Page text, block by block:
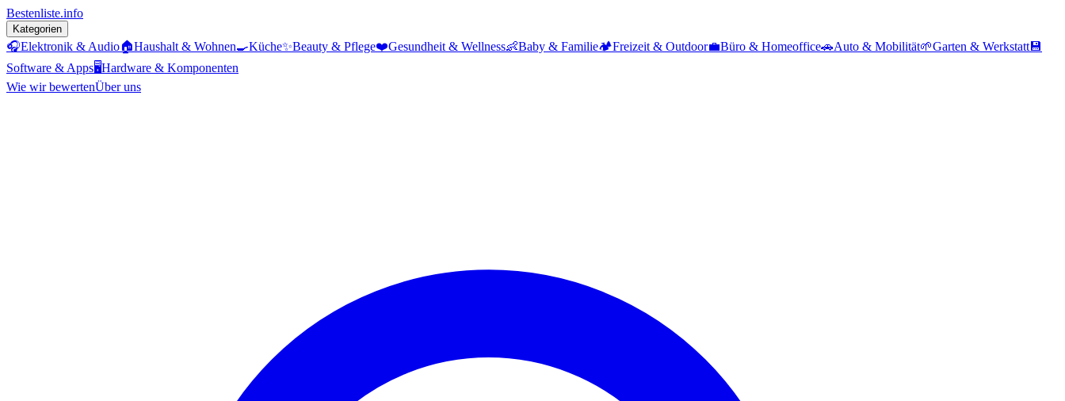
Bestenliste.info
Kategorien
🎧Elektronik & Audio🏠Haushalt & Wohnen🍳Küche✨Beauty & Pflege❤️Gesundheit & Wellness👶Baby & Familie🏕️Freizeit & Outdoor💼Büro & Homeoffice🚗Auto & Mobilität🌱Garten & Werkstatt 💾
Software & Apps🖥️Hardware & Komponenten
Wie wir bewertenÜber uns